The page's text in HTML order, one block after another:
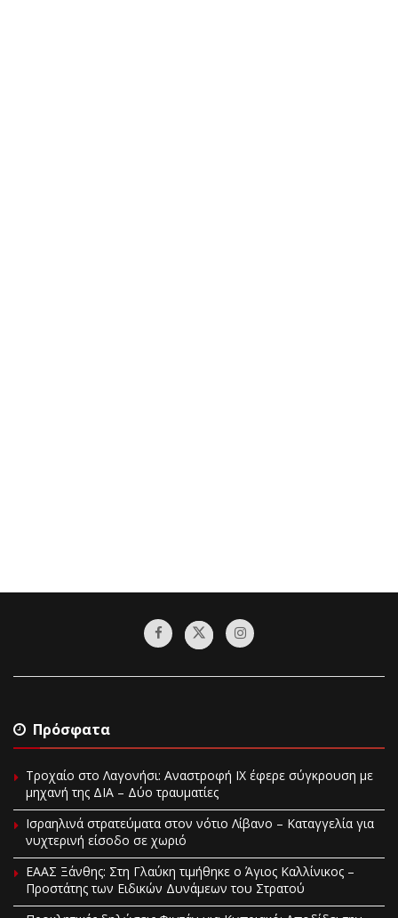
Πρόσφατα
Τροχαίο στο Λαγονήσι: Αναστροφή ΙΧ έφερε σύγκρουση με
μηχανή της ΔΙΑ – Δύο τραυματίες
Ισραηλινά στρατεύματα στον νότιο Λίβανο – Καταγγελία για
νυχτερινή είσοδο σε χωριό
EAAΣ Ξάνθης: Στη Γλαύκη τιμήθηκε ο Άγιος Καλλίνικος –
Προστάτης των Ειδικών Δυνάμεων του Στρατού